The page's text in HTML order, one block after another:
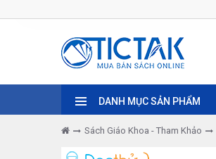
DANH MỤC SẢN PHẨM
Sách Giáo Khoa - Tham Khảo